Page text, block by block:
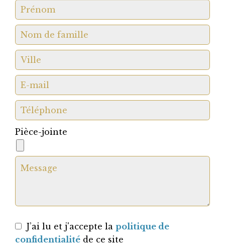
Pièce-jointe
J’ai lu et j'accepte la politique de
confidentialité de ce site